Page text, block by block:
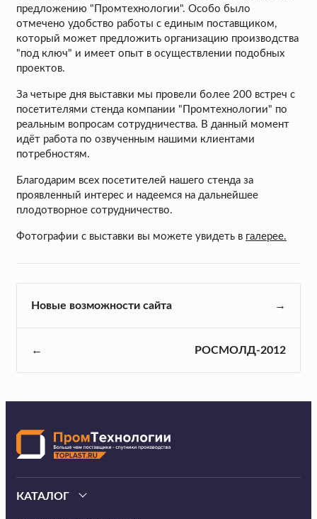
предложению "Промтехнологии". Особо было
отмечено удобство работы с единым поставщиком,
который может предложить организацию производства
"под ключ" и имеет опыт в осуществлении подобных
проектов.
За четыре дня выставки мы провели более 200 встреч с
посетителями стенда компании "Промтехнологии" по
реальным вопросам сотрудничества. В данный момент
идёт работа по озвученным нашими клиентами
потребностям.
Благодарим всех посетителей нашего стенда за
проявленный интерес и надеемся на дальнейшее
плодотворное сотрудничество.
Фотографии с выставки вы можете увидеть в галерее.
РОСМОЛД-2012
Новые возможности сайта
КАТАЛОГ